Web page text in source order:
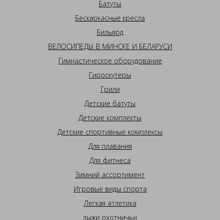
Батуты
Бескаркасные кресла
Бильярд
ВЕЛОСИПЕДЫ В МИНСКЕ И БЕЛАРУСИ
Гимнастическое оборудование
Гироскутеры
Грили
Детские батуты
Детские комплекты
Детские спортивные комплексы
Для плавания
Для фитнеса
Зимний ассортимент
Игровые виды спорта
Легкая атлетика
лыжи охотничьи